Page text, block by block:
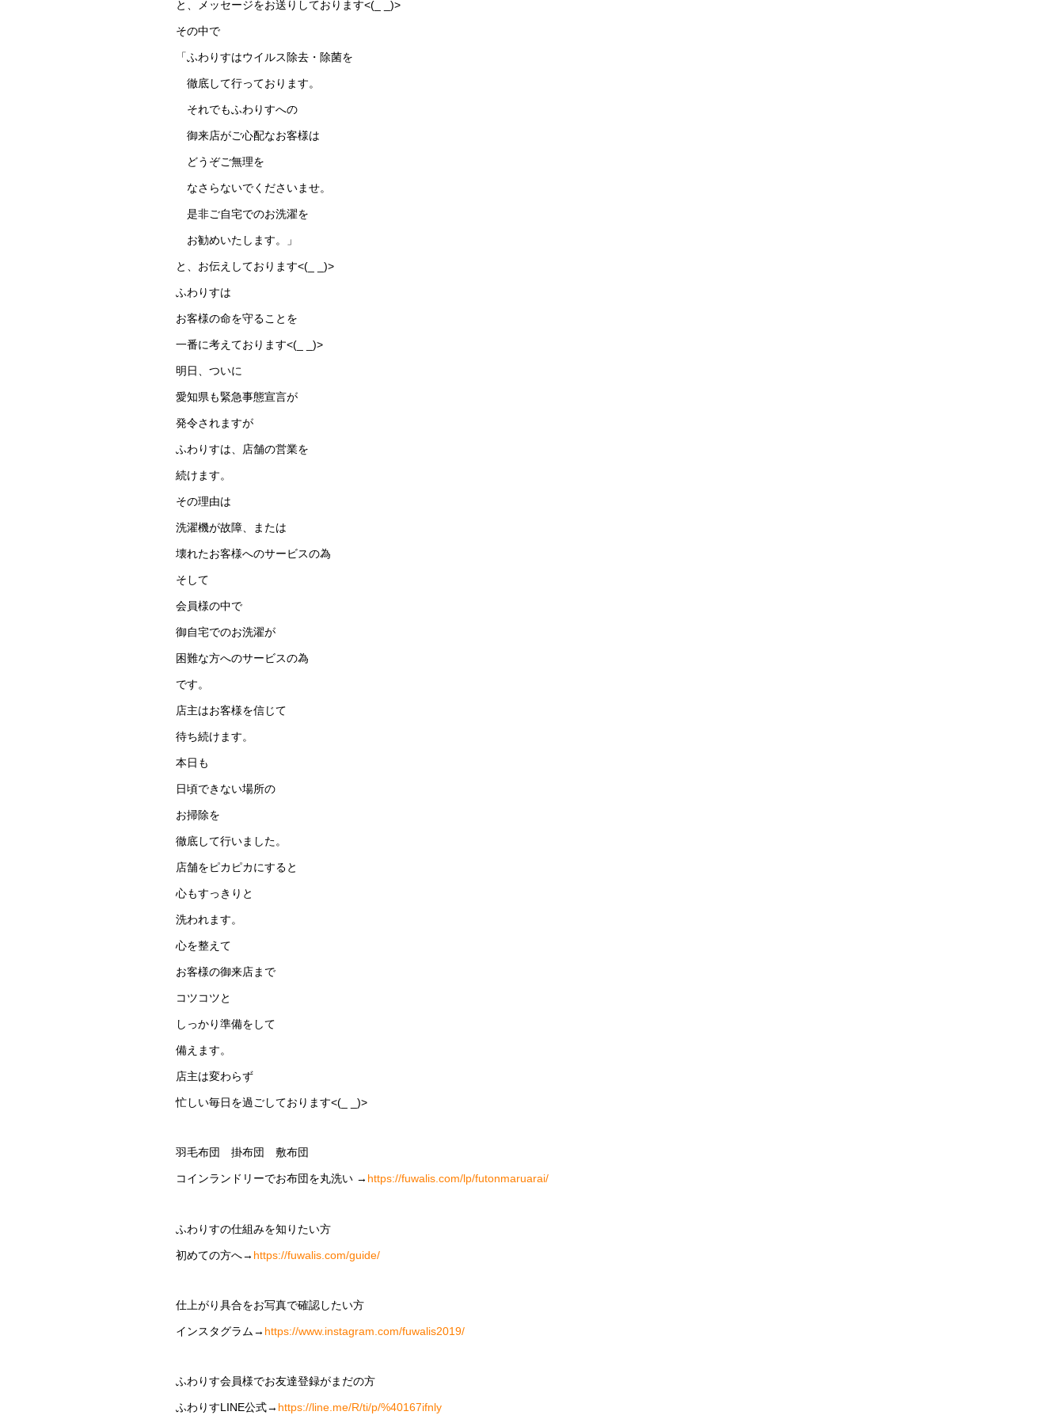
と、メッセージをお送りしております<(_ _)>
その中で
「ふわりすはウイルス除去・除菌を
徹底して行っております。
それでもふわりすへの
御来店がご心配なお客様は
どうぞご無理を
なさらないでくださいませ。
是非ご自宅でのお洗濯を
お勧めいたします。」
と、お伝えしております<(_ _)>
ふわりすは
お客様の命を守ることを
一番に考えております<(_ _)>
明日、ついに
愛知県も緊急事態宣言が
発令されますが
ふわりすは、店舗の営業を
続けます。
その理由は
洗濯機が故障、または
壊れたお客様へのサービスの為
そして
会員様の中で
御自宅でのお洗濯が
困難な方へのサービスの為
です。
店主はお客様を信じて
待ち続けます。
本日も
日頃できない場所の
お掃除を
徹底して行いました。
店舗をピカピカにすると
心もすっきりと
洗われます。
心を整えて
お客様の御来店まで
コツコツと
しっかり準備をして
備えます。
店主は変わらず
忙しい毎日を過ごしております<(_ _)>
羽毛布団 掛布団 敷布団
コインランドリーでお布団を丸洗い → https://fuwalis.com/lp/futonmaruarai/
ふわりすの仕組みを知りたい方
初めての方へ→ https://fuwalis.com/guide/
仕上がり具合をお写真で確認したい方
インスタグラム→ https://www.instagram.com/fuwalis2019/
ふわりす会員様でお友達登録がまだの方
ふわりすLINE公式→ https://line.me/R/ti/p/%40167ifnly